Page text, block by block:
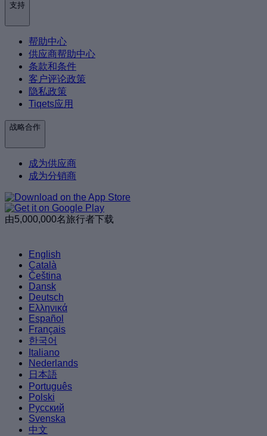
支持
帮助中心
供应商帮助中心
条款和条件
客户评论政策
隐私政策
Tiqets应用
战略合作
成为供应商
成为分销商
由5,000,000名旅行者下载
English
Català
Čeština
Dansk
Deutsch
Ελληνικά
Español
Français
한국어
Italiano
Nederlands
日本語
Português
Polski
Русский
Svenska
中文